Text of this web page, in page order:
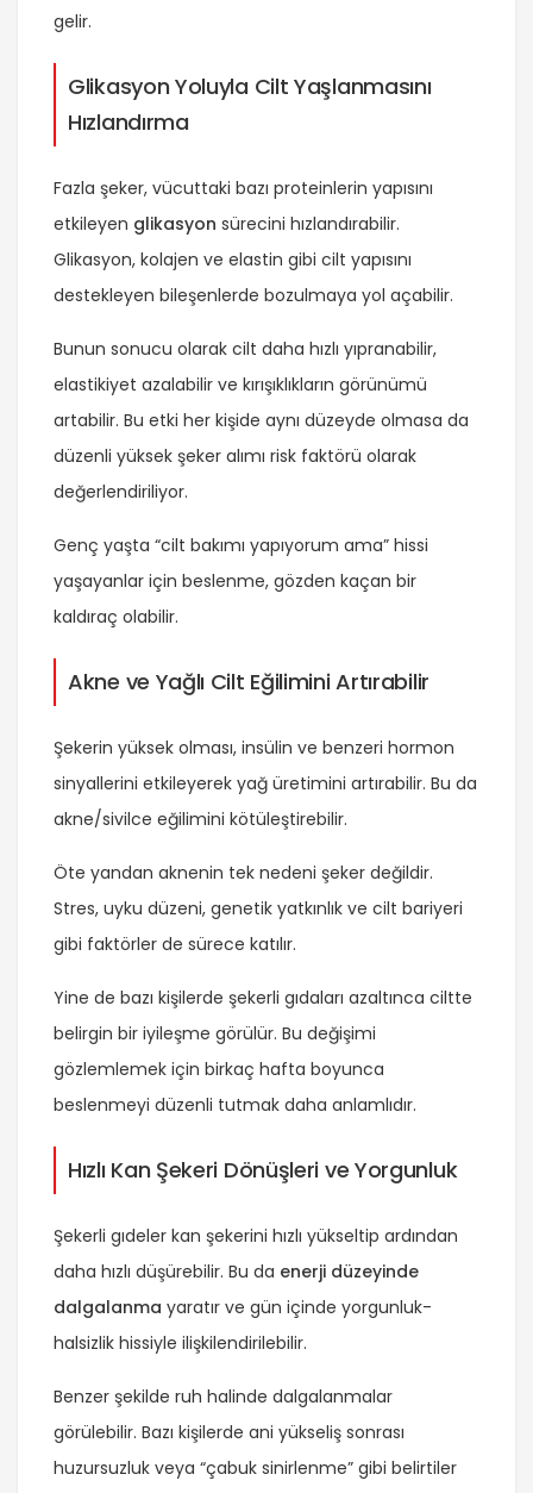
gelir.
Glikasyon Yoluyla Cilt Yaşlanmasını
Hızlandırma
Fazla şeker, vücuttaki bazı proteinlerin yapısını
etkileyen glikasyon sürecini hızlandırabilir.
Glikasyon, kolajen ve elastin gibi cilt yapısını
destekleyen bileşenlerde bozulmaya yol açabilir.
Bunun sonucu olarak cilt daha hızlı yıpranabilir,
elastikiyet azalabilir ve kırışıklıkların görünümü
artabilir. Bu etki her kişide aynı düzeyde olmasa da
düzenli yüksek şeker alımı risk faktörü olarak
değerlendiriliyor.
Genç yaşta “cilt bakımı yapıyorum ama” hissi
yaşayanlar için beslenme, gözden kaçan bir
kaldıraç olabilir.
Akne ve Yağlı Cilt Eğilimini Artırabilir
Şekerin yüksek olması, insülin ve benzeri hormon
sinyallerini etkileyerek yağ üretimini artırabilir. Bu da
akne/sivilce eğilimini kötüleştirebilir.
Öte yandan aknenin tek nedeni şeker değildir.
Stres, uyku düzeni, genetik yatkınlık ve cilt bariyeri
gibi faktörler de sürece katılır.
Yine de bazı kişilerde şekerli gıdaları azaltınca ciltte
belirgin bir iyileşme görülür. Bu değişimi
gözlemlemek için birkaç hafta boyunca
beslenmeyi düzenli tutmak daha anlamlıdır.
Hızlı Kan Şekeri Dönüşleri ve Yorgunluk
Şekerli gıdeler kan şekerini hızlı yükseltip ardından
daha hızlı düşürebilir. Bu da enerji düzeyinde
dalgalanma yaratır ve gün içinde yorgunluk-
halsizlik hissiyle ilişkilendirilebilir.
Benzer şekilde ruh halinde dalgalanmalar
görülebilir. Bazı kişilerde ani yükseliş sonrası
huzursuzluk veya “çabuk sinirlenme” gibi belirtiler